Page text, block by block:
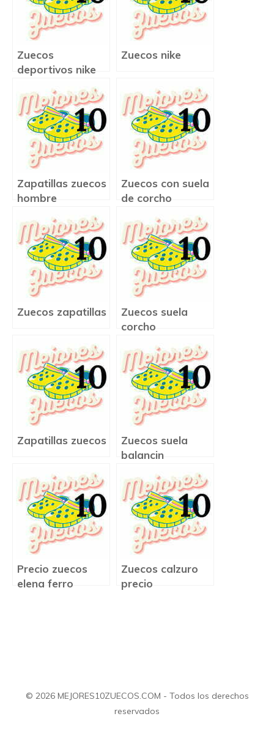
Zuecos
deportivos nike
Zuecos nike
Zapatillas zuecos
hombre
Zuecos con suela
de corcho
Zuecos zapatillas
Zuecos suela
corcho
Zapatillas zuecos
Zuecos suela
balancin
Precio zuecos
elena ferro
Zuecos calzuro
precio
© 2026 MEJORES10ZUECOS.COM - Todos los derechos
reservados